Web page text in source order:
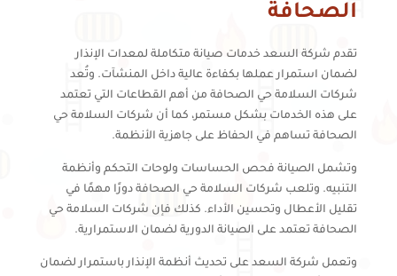
الصحافة
تقدم شركة السعد خدمات صيانة متكاملة لمعدات الإنذار
لضمان استمرار عملها بكفاءة عالية داخل المنشآت. وتُعد
شركات السلامة حي الصحافة من أهم القطاعات التي تعتمد
على هذه الخدمات بشكل مستمر، كما أن شركات السلامة حي
الصحافة تساهم في الحفاظ على جاهزية الأنظمة.
وتشمل الصيانة فحص الحساسات ولوحات التحكم وأنظمة
التنبيه. وتلعب شركات السلامة حي الصحافة دورًا مهمًا في
تقليل الأعطال وتحسين الأداء. كذلك فإن شركات السلامة حي
الصحافة تعتمد على الصيانة الدورية لضمان الاستمرارية.
وتعمل شركة السعد على تحديث أنظمة الإنذار باستمرار لضمان